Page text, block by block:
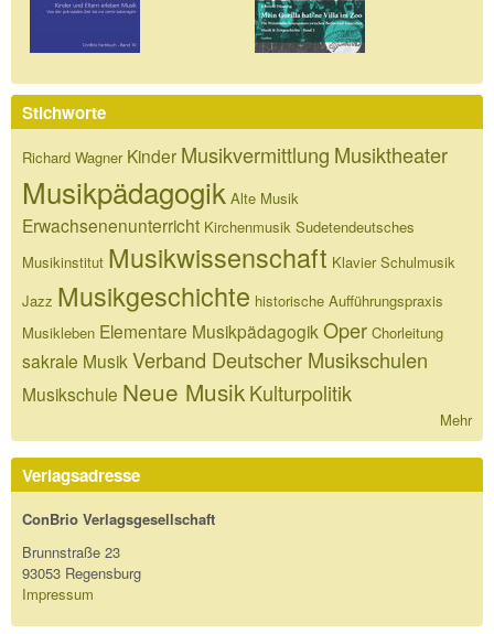
Stichworte
Richard Wagner Kinder Musikvermittlung Musiktheater
Musikpädagogik Alte Musik
Erwachsenenunterricht Kirchenmusik Sudetendeutsches
Musikinstitut Musikwissenschaft Klavier Schulmusik
Jazz Musikgeschichte historische Aufführungspraxis
Musikleben Elementare Musikpädagogik Oper Chorleitung
sakrale Musik Verband Deutscher Musikschulen
Musikschule Neue MusikKulturpolitik
Mehr
Verlagsadresse
ConBrio Verlagsgesellschaft
Brunnstraße 23
93053 Regensburg
Impressum